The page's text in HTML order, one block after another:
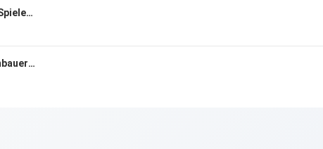
SCHWAZ '26 | Sarah Walch - U23 Spielerin [EM/WM-Spezial]
SCHWAZ '26 | Jens Wallraf - Bahnbauer [EM/WM-Spezial]